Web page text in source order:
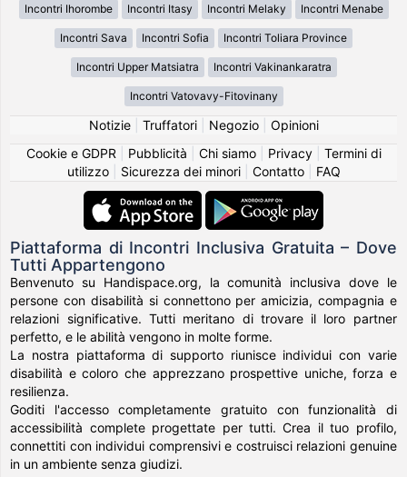
Incontri Ihorombe Incontri Itasy Incontri Melaky Incontri Menabe
Incontri Sava Incontri Sofia Incontri Toliara Province
Incontri Upper Matsiatra Incontri Vakinankaratra
Incontri Vatovavy-Fitovinany
Notizie| Truffatori| Negozio| Opinioni
Cookie e GDPR
Pubblicità Chi siamo| Privacy| Termini di
utilizzo| Sicurezza dei minori| Contatto| FAQ
Piattaforma di Incontri Inclusiva Gratuita – Dove
Tutti Appartengono
Benvenuto su Handispace.org, la comunità inclusiva dove le
persone con disabilità si connettono per amicizia, compagnia e
relazioni significative. Tutti meritano di trovare il loro partner
perfetto, e le abilità vengono in molte forme.
La nostra piattaforma di supporto riunisce individui con varie
disabilità e coloro che apprezzano prospettive uniche, forza e
resilienza.
Goditi l'accesso completamente gratuito con funzionalità di
accessibilità complete progettate per tutti. Crea il tuo profilo,
connettiti con individui comprensivi e costruisci relazioni genuine
in un ambiente senza giudizi.